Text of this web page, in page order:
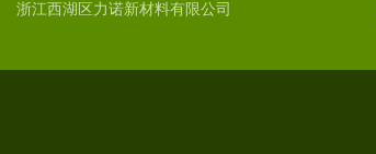
浙江西湖区力诺新材料有限公司